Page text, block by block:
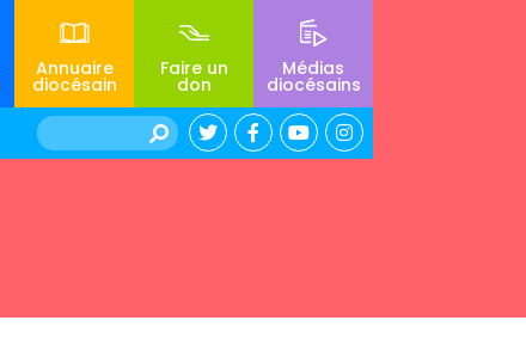
Annuaire
diocésain
Faire un
don
Médias
diocésains
Rechercher :